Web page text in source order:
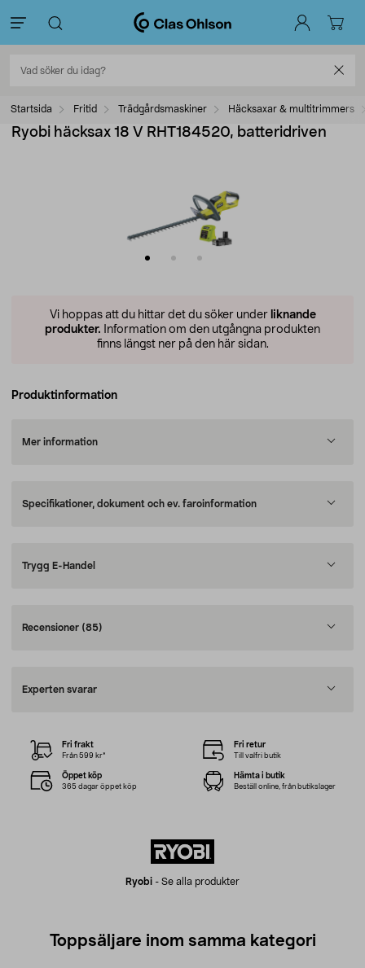
Startsida Fritid Trädgårdsmaskiner Häcksaxar & multitrimmers
Ryobi häcksax 18 V RHT184520, batteridriven
Vi hoppas att du hittar det du söker under liknande
produkter. Information om den utgångna produkten
finns längst ner på den här sidan.
Produktinformation
Mer information
Specifikationer, dokument och ev. faroinformation
Trygg E-Handel
Recensioner (85)
Experten svarar
Ryobi - Se alla produkter
Fri frakt
Från 599 kr*
Fri retur
Till valfri butik
Öppet köp
365 dagar öppet köp
Hämta i butik
Beställ online, från butikslager
Toppsäljare inom samma kategori